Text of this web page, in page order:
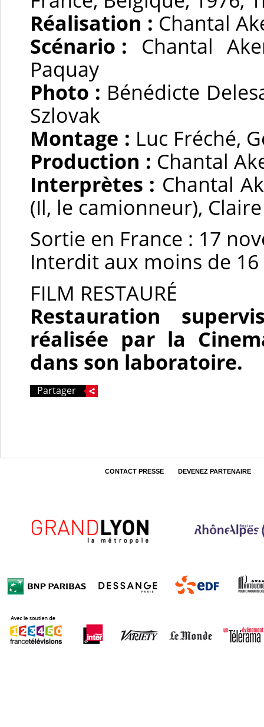
Réalisation : Chantal
Scénario : Chantal
Paquay
Photo : Bénédicte
Szlovak
Montage : Luc Fréché,
Production : Chantal
Interprètes : Chantal
(Il, le camionneur),
Sortie en France : 17
Interdit aux moins de
FILM RESTAURÉ
Restauration
réalisée par la
dans son laboratoire.
Partager
CONTACT PRESSE DEVENEZ PARTENAIRE